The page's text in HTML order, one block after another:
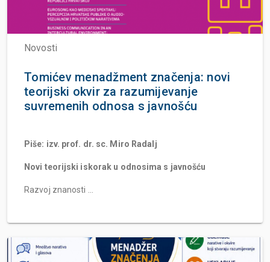
Novosti
Tomićev menadžment značenja: novi
teorijski okvir za razumijevanje
suvremenih odnosa s javnošću
Piše: izv. prof. dr. sc. Miro Radalj
Novi teorijski iskorak u odnosima s javnošću
Razvoj znanosti ...